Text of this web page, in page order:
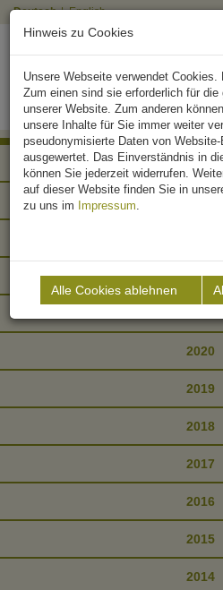
Deutsch English
2025
2022
2020
2019
2018
2017
2016
2015
2014
Hinweis zu Cookies
Unsere Webseite verwendet
Zum einen sind sie erforderlich für
unserer Website. Zum anderen
unsere Inhalte für Sie immer weiter
pseudonymisierte Daten von
ausgewertet. Das Einverständnis in
können Sie jederzeit widerrufen.
auf dieser Website finden Sie in
zu uns im Impressum.
Alle Cookies ablehnen